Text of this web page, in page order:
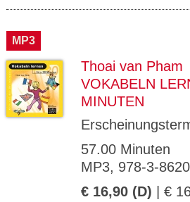
MP3
Thoai van Pham
VOKABELN
MINUTEN
57.00 Minuten
MP3, 978-3-
€ 16,90 (D) | €